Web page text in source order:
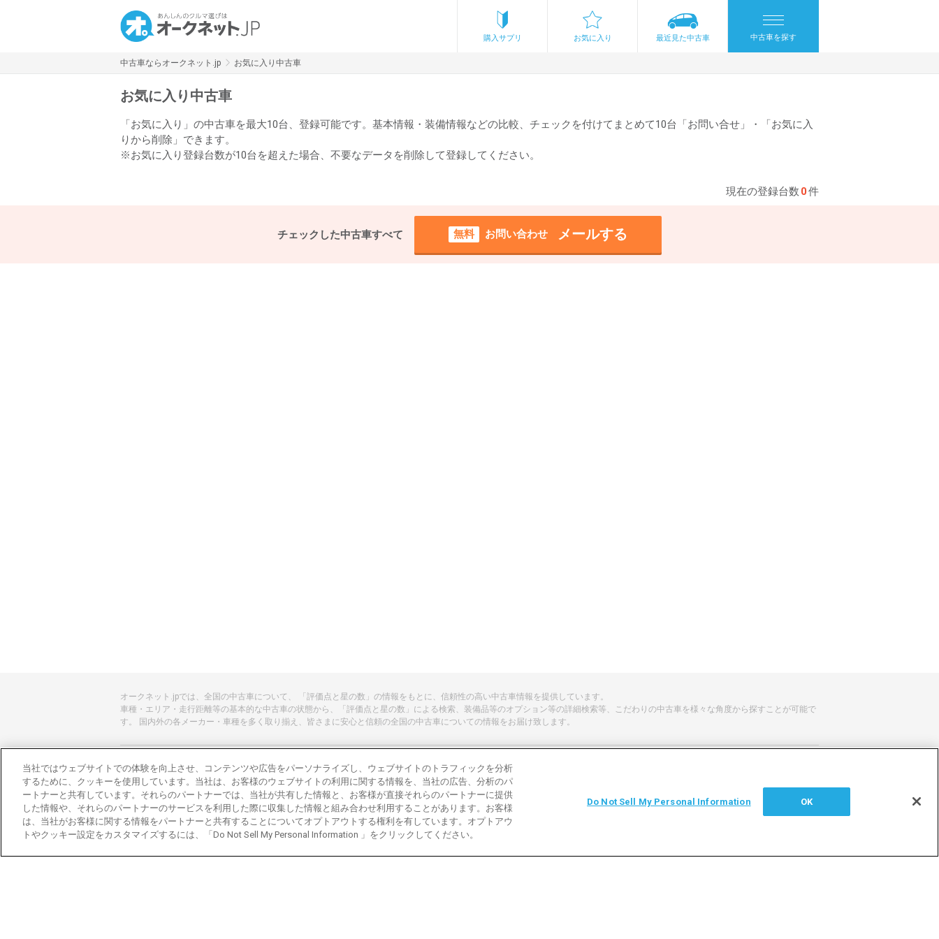
購入サプリ お気に入り 最近見た中古車 中古車を探す
中古車ならオークネット.jp お気に入り中古車
お気に入り中古車
「お気に入り」の中古車を最大10台、登録可能です。基本情報・装備情報などの比較、チェックを付けてまとめて10台「お問い合せ」・「お気に入
りから削除」できます。
※お気に入り登録台数が10台を超えた場合、不要なデータを削除して登録してください。
現在の登録台数 0件
チェックした中古車すべて 無料 お問い合わせ メールする
オークネット.jpでは、全国の中古車について、 「評価点と星の数」の情報をもとに、信頼性の高い中古車情報を提供しています。
車種・エリア・走行距離等の基本的な中古車の状態から、「評価点と星の数」による検索、装備品等のオプション等の詳細検索等、こだわりの中古車を様々な角度から探すことが可能で
す。 国内外の各メーカー・車種を多く取り揃え、皆さまに安心と信頼の全国の中古車についての情報をお届け致します。
あんしんのクルマ選びはオークネット.jp
オークネット.jpとは？ よくある質問 中古車用語説明
会社概要 利用規約 プライバシーポリシー 利用者情報の外部送信について
当社ではウェブサイトでの体験を向上させ、コンテンツや広告をパーソナライズし、ウェブサイトのトラフィックを分析
するために、クッキーを使用しています。当社は、お客様のウェブサイトの利用に関する情報を、当社の広告、分析のパ
ートナーと共有しています。それらのパートナーでは、当社が共有した情報と、お客様が直接それらのパートナーに提供
した情報や、それらのパートナーのサービスを利用した際に収集した情報と組み合わせ利用することがあります。お客様
は、当社がお客様に関する情報をパートナーと共有することについてオプトアウトする権利を有しています。オプトアウ
トやクッキー設定をカスタマイズするには、「Do Not Sell My Personal Information 」をクリックしてください。
Do Not Sell My Personal Information OK